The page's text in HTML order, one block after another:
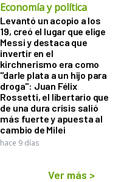
Economía y política
Levantó un acopio a los
19, creó el lugar que elige
Messi y destaca que
invertir en el
kirchnerismo era como
"darle plata a un hijo para
droga": Juan Félix
Rossetti, el libertario que
de una dura crisis salió
más fuerte y apuesta al
cambio de Milei
hace 9 días
Ver más >